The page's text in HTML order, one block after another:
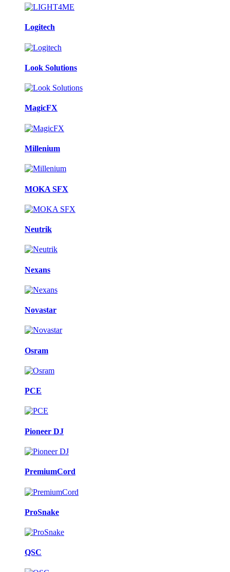
Logitech
Look Solutions
MagicFX
Millenium
MOKA SFX
Neutrik
Nexans
Novastar
Osram
PCE
Pioneer DJ
PremiumCord
ProSnake
QSC